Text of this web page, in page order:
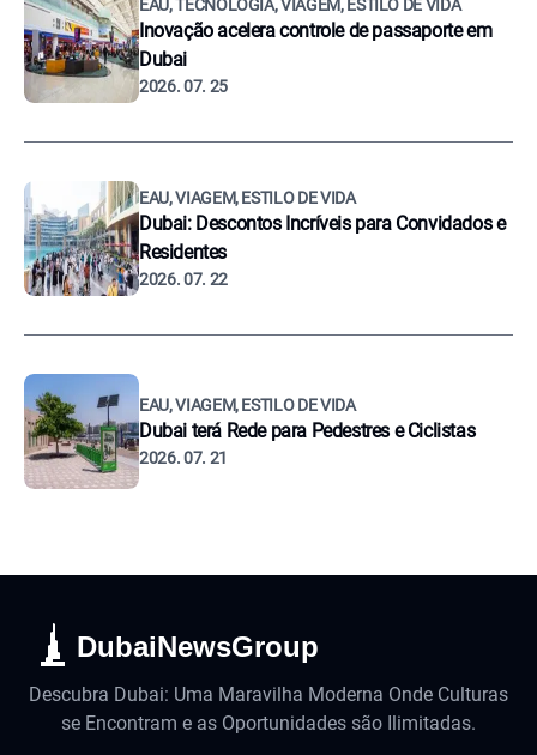
EAU, TECNOLOGIA, VIAGEM, ESTILO DE VIDA
Inovação acelera controle de passaporte em
Dubai
2026. 07. 25
EAU, VIAGEM, ESTILO DE VIDA
Dubai: Descontos Incríveis para Convidados e
Residentes
2026. 07. 22
EAU, VIAGEM, ESTILO DE VIDA
Dubai terá Rede para Pedestres e Ciclistas
2026. 07. 21
DubaiNewsGroup
Descubra Dubai: Uma Maravilha Moderna Onde Culturas
se Encontram e as Oportunidades são Ilimitadas.